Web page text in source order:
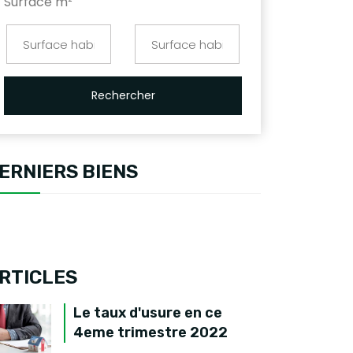
Rechercher
BIENS
Le taux d'usure en ce
4eme trimestre 2022